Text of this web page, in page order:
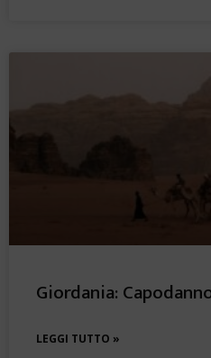
Giordania:
LEGGI TUTTO »